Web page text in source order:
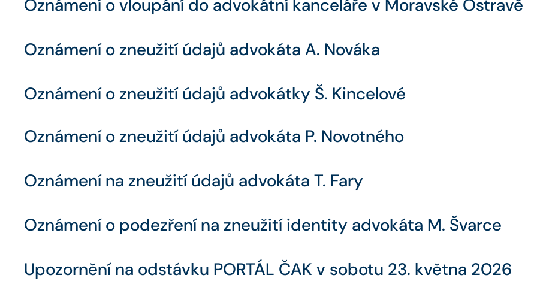
Oznámení o vloupání do advokátní kanceláře v Moravské Ostravě
Oznámení o zneužití údajů advokáta A. Nováka
Oznámení o zneužití údajů advokátky Š. Kincelové
Oznámení o zneužití údajů advokáta P. Novotného
Oznámení na zneužití údajů advokáta T. Fary
Oznámení o podezření na zneužití identity advokáta M. Švarce
Upozornění na odstávku PORTÁL ČAK v sobotu 23. května 2026